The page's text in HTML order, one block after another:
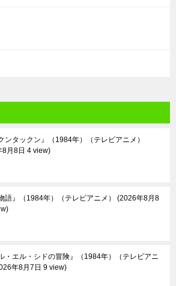
ンタックン』（1984年）（テレビアニメ）
8月8日 4 view
語』（1984年）（テレビアニメ）
2026年8月8
・エル・シドの冒険』（1984年）（テレビアニ
年8月7日 9 view